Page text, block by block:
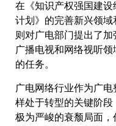
在《知识产权强国建设
计划》的完善新兴领域
则对广电部门提出了
广播电视和网络视听
的任务。
广电网络行业作为广
样处于转型的关键阶
极为严峻的衰颓局面